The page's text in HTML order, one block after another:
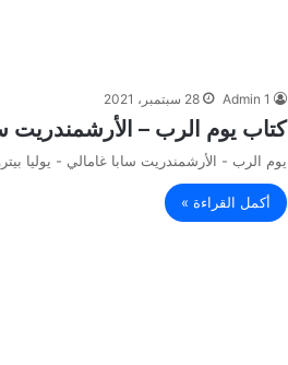
Admin 1 28 سبتمبر، 2021
كتاب يوم الرب – الأرشمندريت
يوم الرب - الأرشمندريت سابا غامالي - يوليا
أكمل القراءة »